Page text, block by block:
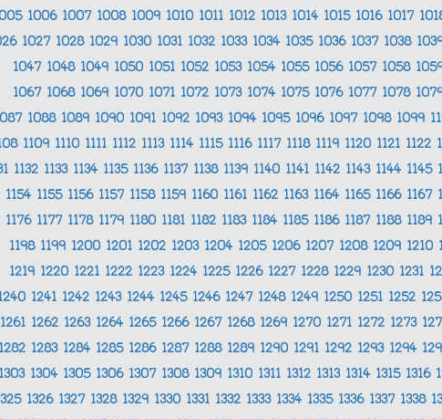
1006 1007 1008 1009 1010 1011 1012 1013 1014 1015 1016 1017
1027 1028 1029 1030 1031 1032 1033 1034 1035 1036 1037 1038
1047 1048 1049 1050 1051 1052 1053 1054 1055 1056 1057 1058
1067 1068 1069 1070 1071 1072 1073 1074 1075 1076 1077 1078
1088 1089 1090 1091 1092 1093 1094 1095 1096 1097 1098 1099
1109 1110 1111 1112 1113 1114 1115 1116 1117 1118 1119 1120 1121 1122
1132 1133 1134 1135 1136 1137 1138 1139 1140 1141 1142 1143 1144 1145
1154 1155 1156 1157 1158 1159 1160 1161 1162 1163 1164 1165 1166 1167
1176 1177 1178 1179 1180 1181 1182 1183 1184 1185 1186 1187 1188 1189
1198 1199 1200 1201 1202 1203 1204 1205 1206 1207 1208 1209 1210
1219 1220 1221 1222 1223 1224 1225 1226 1227 1228 1229 1230 1231
1241 1242 1243 1244 1245 1246 1247 1248 1249 1250 1251 1252
1261 1262 1263 1264 1265 1266 1267 1268 1269 1270 1271 1272 1273
1283 1284 1285 1286 1287 1288 1289 1290 1291 1292 1293 1294
1304 1305 1306 1307 1308 1309 1310 1311 1312 1313 1314 1315 1316
1326 1327 1328 1329 1330 1331 1332 1333 1334 1335 1336 1337 1338